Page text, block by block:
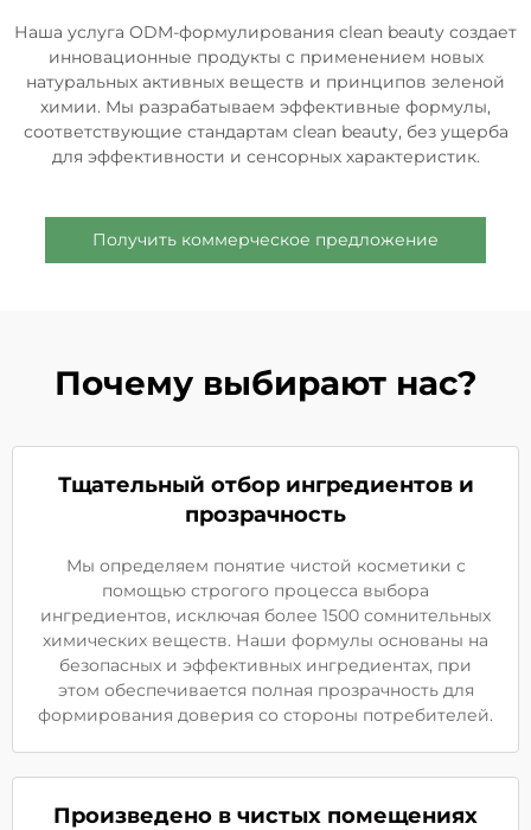
Наша услуга ODM-формулирования clean beauty создает
инновационные продукты с применением новых
натуральных активных веществ и принципов зеленой
химии. Мы разрабатываем эффективные формулы,
соответствующие стандартам clean beauty, без ущерба
для эффективности и сенсорных характеристик.
Получить коммерческое предложение
Почему выбирают нас?
Тщательный отбор ингредиентов и
прозрачность
Мы определяем понятие чистой косметики с
помощью строгого процесса выбора
ингредиентов, исключая более 1500 сомнительных
химических веществ. Наши формулы основаны на
безопасных и эффективных ингредиентах, при
этом обеспечивается полная прозрачность для
формирования доверия со стороны потребителей.
Произведено в чистых помещениях